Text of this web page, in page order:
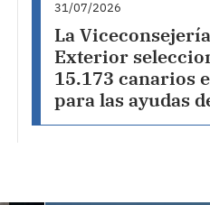
31/07/2026
La
Exterior
15.173 canarios
para las ayudas